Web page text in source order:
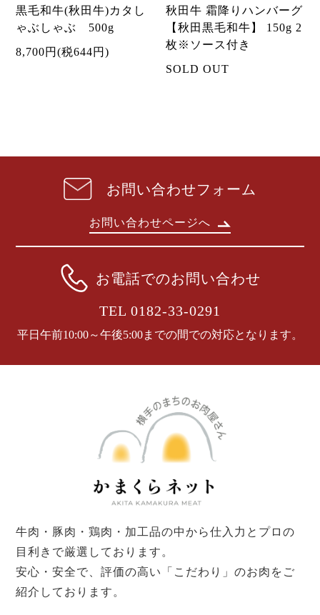
黒毛和牛(秋田牛)カタし
ゃぶしゃぶ 500g
8,700円(税644円)
秋田牛 霜降りハンバーグ
【秋田黒毛和牛】 150g 2
枚※ソース付き
SOLD OUT
お問い合わせフォーム
お問い合わせページへ
お電話でのお問い合わせ
TEL 0182-33-0291
平日午前10:00～午後5:00までの間での対応となります。
牛肉・豚肉・鶏肉・加工品の中から仕入力とプロの
目利きで厳選しております。
安心・安全で、評価の高い「こだわり」のお肉をご
紹介しております。